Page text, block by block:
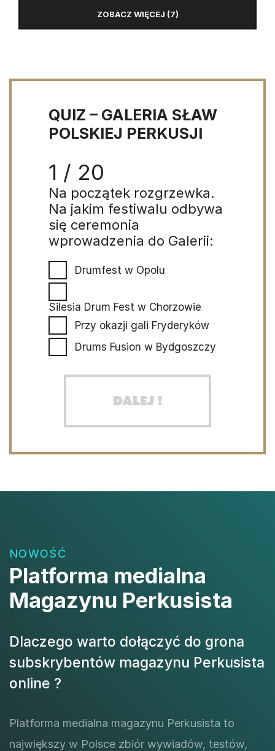
ZOBACZ WIĘCEJ (7)
QUIZ – GALERIA SŁAW
POLSKIEJ PERKUSJI
1 / 20
Na początek rozgrzewka.
Na jakim festiwalu odbywa
się ceremonia
wprowadzenia do Galerii:
Drumfest w Opolu
Silesia Drum Fest w Chorzowie
Przy okazji gali Fryderyków
Drums Fusion w Bydgoszczy
Dalej !
NOWOŚĆ
Platforma medialna
Magazynu Perkusista
Dlaczego warto dołączyć do grona
subskrybentów magazynu Perkusista
online ?
Platforma medialna magazynu Perkusista to
największy w Polsce zbiór wywiadów, testów,